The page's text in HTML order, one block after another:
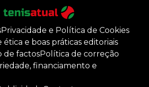
Privacidade e Política de Cookies
ética e boas práticas editoriais
de factosPolítica de correção
financiamento e